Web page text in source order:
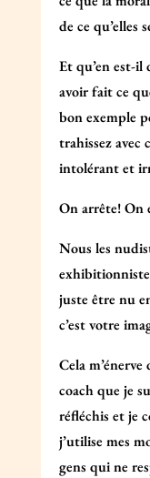
de ce qu’elles
Et qu’en est-il
avoir fait ce
bon exemple
trahissez avec
intolérant et
On arrête! On
Nous les
juste être nu
c’est votre
Cela
coach que je
réfléchis et je
j’utilise mes
gens qui ne